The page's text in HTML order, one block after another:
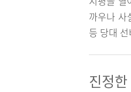
까우나 사
등 당대
진정